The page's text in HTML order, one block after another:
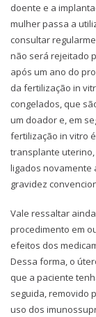
doente e a
mulher passa a
consultar
não será rejeitado
após um ano do
da fertilização in
congelados, que
um doador e, em
fertilização in vitro
transplante
ligados novamente
gravidez
Vale ressaltar
procedimento em
efeitos dos
Dessa forma, o
que a paciente
seguida, removido
uso dos